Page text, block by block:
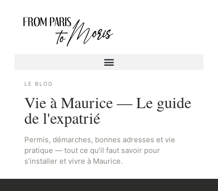
LE BLOG
Vie à Maurice — Le guide
de l'expatrié
Permis, démarches, bonnes adresses et vie
pratique — tout ce qu’il faut savoir pour
s’installer et vivre à Maurice.